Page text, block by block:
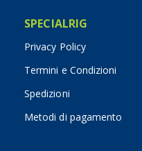
SPECIALRIG
Privacy Policy
Termini e Condizioni
Spedizioni
Metodi di pagamento